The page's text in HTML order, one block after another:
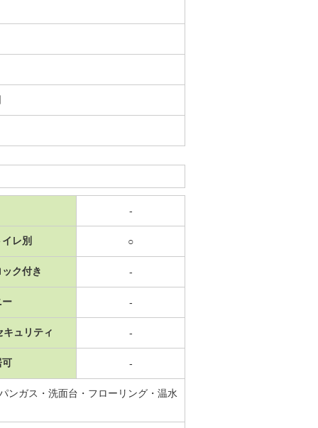
-
レ別 ○
ク付き -
ー -
キュリティ -
可 -
ンガス・洗面台・フローリング・温水